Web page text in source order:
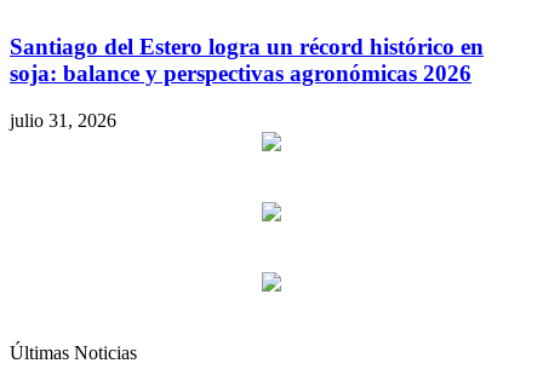
Santiago del Estero logra un récord histórico en
soja: balance y perspectivas agronómicas 2026
julio 31, 2026
Últimas Noticias